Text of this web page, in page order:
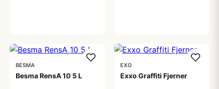
BESMA
Besma RensA 10 5 L
EXO
Exxo Graffiti Fjerner